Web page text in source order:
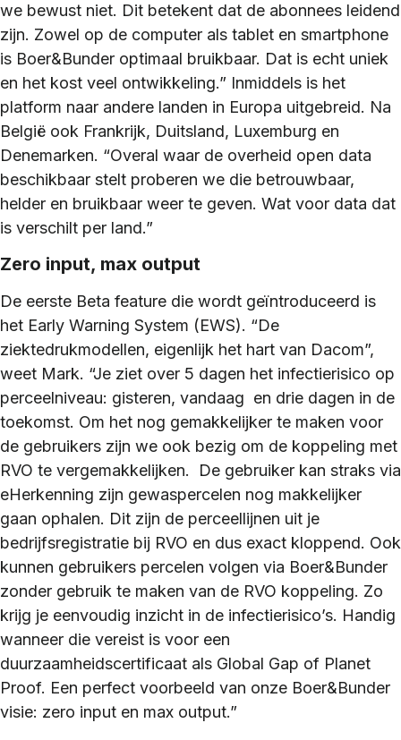
we bewust niet. Dit betekent dat de abonnees leidend
zijn. Zowel op de computer als tablet en smartphone
is Boer&Bunder optimaal bruikbaar. Dat is echt uniek
en het kost veel ontwikkeling.” Inmiddels is het
platform naar andere landen in Europa uitgebreid. Na
België ook Frankrijk, Duitsland, Luxemburg en
Denemarken. “Overal waar de overheid open data
beschikbaar stelt proberen we die betrouwbaar,
helder en bruikbaar weer te geven. Wat voor data dat
is verschilt per land.”
Zero input, max output
De eerste Beta feature die wordt geïntroduceerd is
het Early Warning System (EWS). “De
ziektedrukmodellen, eigenlijk het hart van Dacom”,
weet Mark. “Je ziet over 5 dagen het infectierisico op
perceelniveau: gisteren, vandaag en drie dagen in de
toekomst. Om het nog gemakkelijker te maken voor
de gebruikers zijn we ook bezig om de koppeling met
RVO te vergemakkelijken. De gebruiker kan straks via
eHerkenning zijn gewaspercelen nog makkelijker
gaan ophalen. Dit zijn de perceellijnen uit je
bedrijfsregistratie bij RVO en dus exact kloppend. Ook
kunnen gebruikers percelen volgen via Boer&Bunder
zonder gebruik te maken van de RVO koppeling. Zo
krijg je eenvoudig inzicht in de infectierisico’s. Handig
wanneer die vereist is voor een
duurzaamheidscertificaat als Global Gap of Planet
Proof. Een perfect voorbeeld van onze Boer&Bunder
visie: zero input en max output.”